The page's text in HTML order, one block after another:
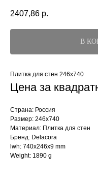
2407,86 р.
В
Плитка для стен 246x740
Цена за
Страна: Россия
Размер: 246x740
Материал: Плитка для стен
Бренд: Delacora
lwh: 740x246x9 mm
Weight: 1890 g